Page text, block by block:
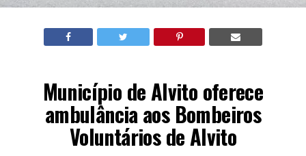
Município de Alvito oferece
ambulância aos Bombeiros
Voluntários de Alvito